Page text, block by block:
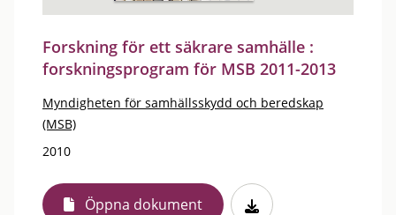
Forskning för ett säkrare samhälle :
forskningsprogram för MSB 2011-2013
Myndigheten för samhällsskydd och beredskap
(MSB)
2010
Öppna dokument